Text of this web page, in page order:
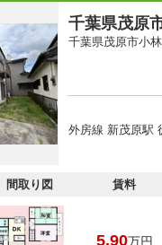
千葉県茂原
千葉県茂原市小林
外房線 新茂原駅
間取り図 賃料
5.90万円